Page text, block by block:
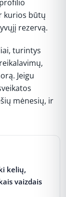
kurios būtų
rezervą.
turintys
Jeigu
mėnesių, ir
kelių,
vaizdais